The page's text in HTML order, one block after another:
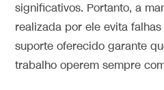
significativos. Portanto, a
realizada por ele evita
suporte oferecido garante
trabalho operem sempre